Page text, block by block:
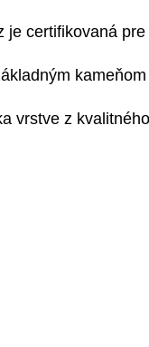
je certifikovaná
vrstve z